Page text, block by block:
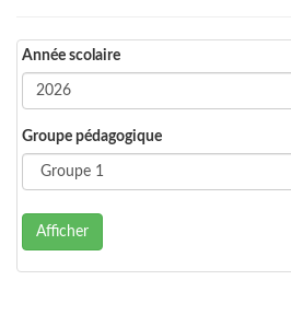
Année scolaire
Groupe pédagogique
Afficher